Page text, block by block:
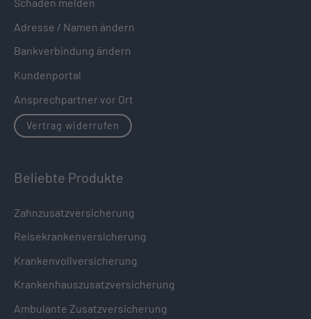
Adresse / Namen ändern
Bankverbindung ändern
Kundenportal
Ansprechpartner vor Ort
Vertrag widerrufen
Beliebte Produkte
Zahnzusatzversicherung
Reisekrankenversicherung
Krankenvollversicherung
Krankenhauszusatzversicherung
Ambulante Zusatzversicherung